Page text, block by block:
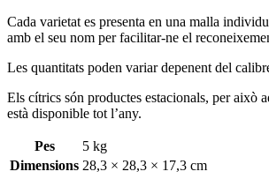
Cada varietat es presenta en una malla
amb el seu nom per facilitar-ne el
Les quantitats poden variar depenent del
Els cítrics són productes estacionals, per això
està disponible tot l’any.
Pes
5 kg
Dimensions 28,3 × 28,3 × 17,3 cm